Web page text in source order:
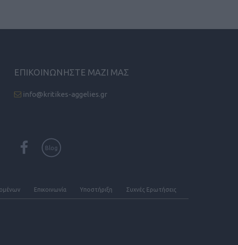
ΕΠΙΚΟΙΝΩΝΗΣΤΕ ΜΑΖΙ ΜΑΣ
info@kritikes-aggelies.gr
Blog
Επικοινωνία Υποστήριξη Συχνές Eρωτήσεις